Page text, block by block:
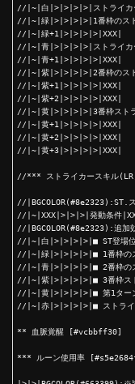
//|~|白|>|>|>|>|ストライカ
//|~|緑|>|>|>|>|1番枠のスト
//|~|緑+1|>|>|>|>|XXX|
//|~|青|>|>|>|>|ストライカ
//|~|青+1|>|>|>|>|XXX|
//|~|紫|>|>|>|>|2番枠のスト
//|~|紫+1|>|>|>|>|XXX|
//|~|紫+2|>|>|>|>|XXX|
//|~|黄|>|>|>|>|3番枠ストラ
//|~|黄+1|>|>|>|>|XXX|
//|~|黄+2|>|>|>|>|XXX|
//|~|黄+3|>|>|>|>|XXX|
//*** ストライカースキル
//|BGCOLOR(#8e2323):ST.
//|~|XXX|>|>|>|発動条件
//|BGCOLOR(#8e2323):追加
//|~|白|>|>|>|>|■ ST登場位置
//|~|緑|>|>|>|>|■ 1番枠のス
//|~|青|>|>|>|>|■ 2番枠のスト
//|~|紫|>|>|>|>|■ 3番枠スト
//|~|黄|>|>|>|>|■ 第1ターン
//|~|赤|>|>|>|>|■ ストライ
** 血脈覚醒 [#vcbbff30]
*** ルーン使用率